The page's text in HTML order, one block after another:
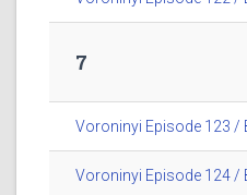
7
Voroninyi Episode 123
Voroninyi Episode 124